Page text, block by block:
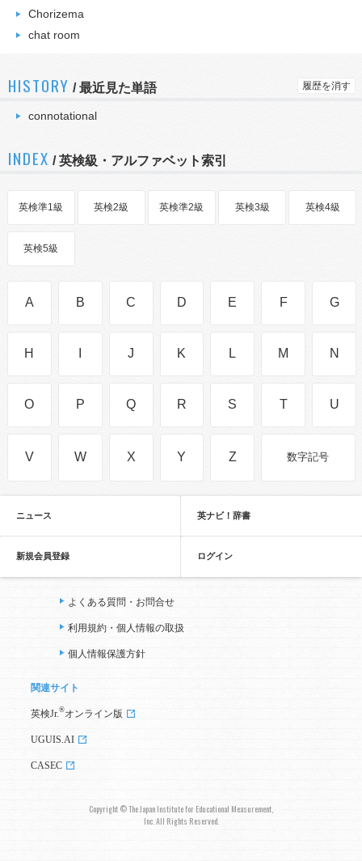
Chorizema
chat room
HISTORY /最近見た単語 履歴を消す
connotational
INDEX / 英検級・アルファベット索引
英検準1級 英検2級 英検準2級 英検3級 英検4級
英検5級
A B C D E F G
H J K L M N
O P Q R S T U
V W X Y Z 数字記号
ニュース 英ナビ！辞書
新規会員登録 ログイン
よくある質問・お問合せ
利用規約・個人情報の取扱
個人情報保護方針
関連サイト
英検Jr. ®オンライン版
UGUIS.AI
CASEC
Copyright © The Japan Institute for Educational Measurement,
Inc. All Rights Reserved.